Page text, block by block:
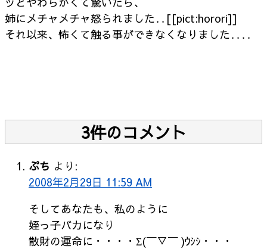
姉にメチャメチャ怒られました‥[[pict:horori]]
それ以来、怖くて触る事ができなくなりました‥‥
3件のコメント
ぷち より:
2008年2月29日 11:59 AM
そしてあなたも、私のように
姪っ子バカになり
散財の運命に・・・・Σ(￣▽￣ )ｳｼｼ・・・